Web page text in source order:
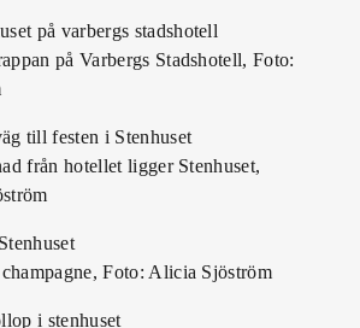
på Varbergs Stadshotell, Foto:
från hotellet ligger Stenhuset,
Foto: Alicia Sjöström